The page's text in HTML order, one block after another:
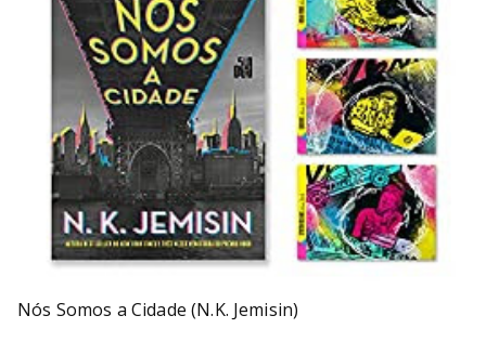
Nós Somos a Cidade (N.K. Jemisin)